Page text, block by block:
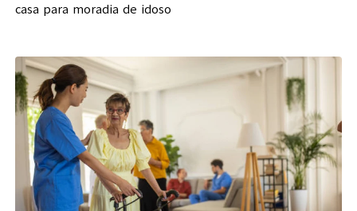
casa para moradia de idoso